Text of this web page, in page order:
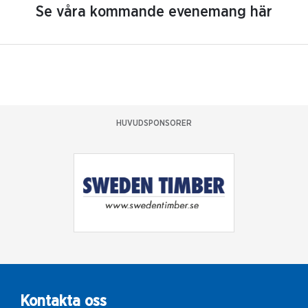
Se våra kommande evenemang här
HUVUDSPONSORER
Kontakta oss